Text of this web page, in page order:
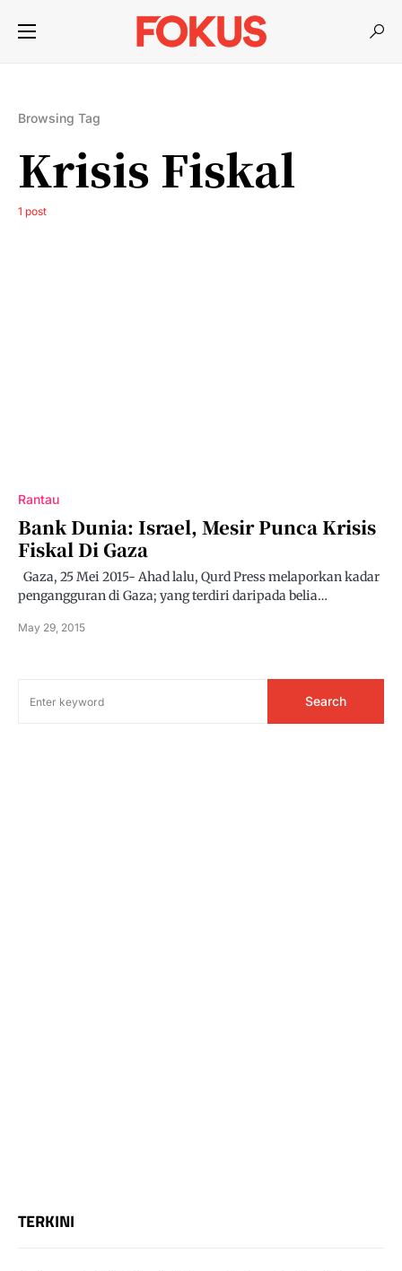
Browsing Tag
Krisis Fiskal
1 post
Rantau
Bank Dunia: Israel, Mesir Punca Krisis
Fiskal Di Gaza
Gaza, 25 Mei 2015- Ahad lalu, Qurd Press melaporkan kadar
pengangguran di Gaza; yang terdiri daripada belia…
May 29, 2015
Search
TERKINI